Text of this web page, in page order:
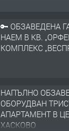
🔑 ОБЗАВЕДЕНА
НАЕМ В КВ.
КОМПЛЕКС
НАПЪЛНО
ОБОРУДВАН
АПАРТАМЕНТ В
ХАСКОВО